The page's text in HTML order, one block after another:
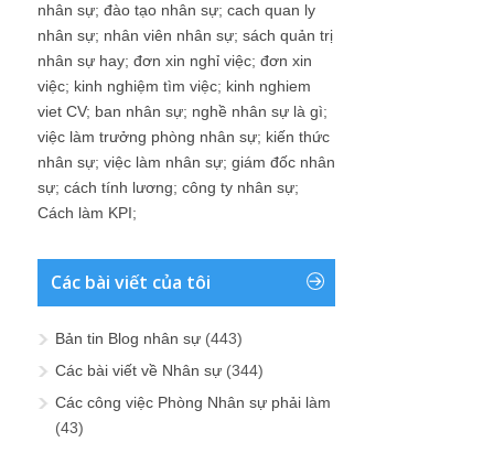
nhân sự; đào tạo nhân sự; cach quan ly
nhân sự; nhân viên nhân sự; sách quản trị
nhân sự hay; đơn xin nghỉ việc; đơn xin
việc; kinh nghiệm tìm việc; kinh nghiem
viet CV; ban nhân sự; nghề nhân sự là gì;
việc làm trưởng phòng nhân sự; kiến thức
nhân sự; việc làm nhân sự; giám đốc nhân
sự; cách tính lương; công ty nhân sự;
Cách làm KPI;
Các bài viết của tôi
Bản tin Blog nhân sự (443)
Các bài viết về Nhân sự (344)
Các công việc Phòng Nhân sự phải làm
(43)